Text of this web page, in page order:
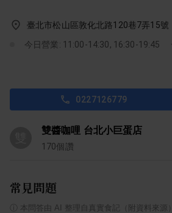
臺北市松山區敦化北路120巷7弄15號
今日營業: 11:00-14:30, 16:30-19:45
0227126779
雙醬咖哩 台北小巨蛋店
170個讚
常見問題
本問答由 AI 整理自真實食記（附資料來源）